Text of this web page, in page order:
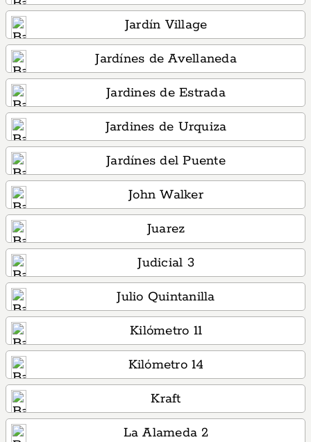
Jardín Village
Jardínes de Avellaneda
Jardines de Estrada
Jardines de Urquiza
Jardínes del Puente
John Walker
Juarez
Judicial 3
Julio Quintanilla
Kilómetro 11
Kilómetro 14
Kraft
La Alameda 2